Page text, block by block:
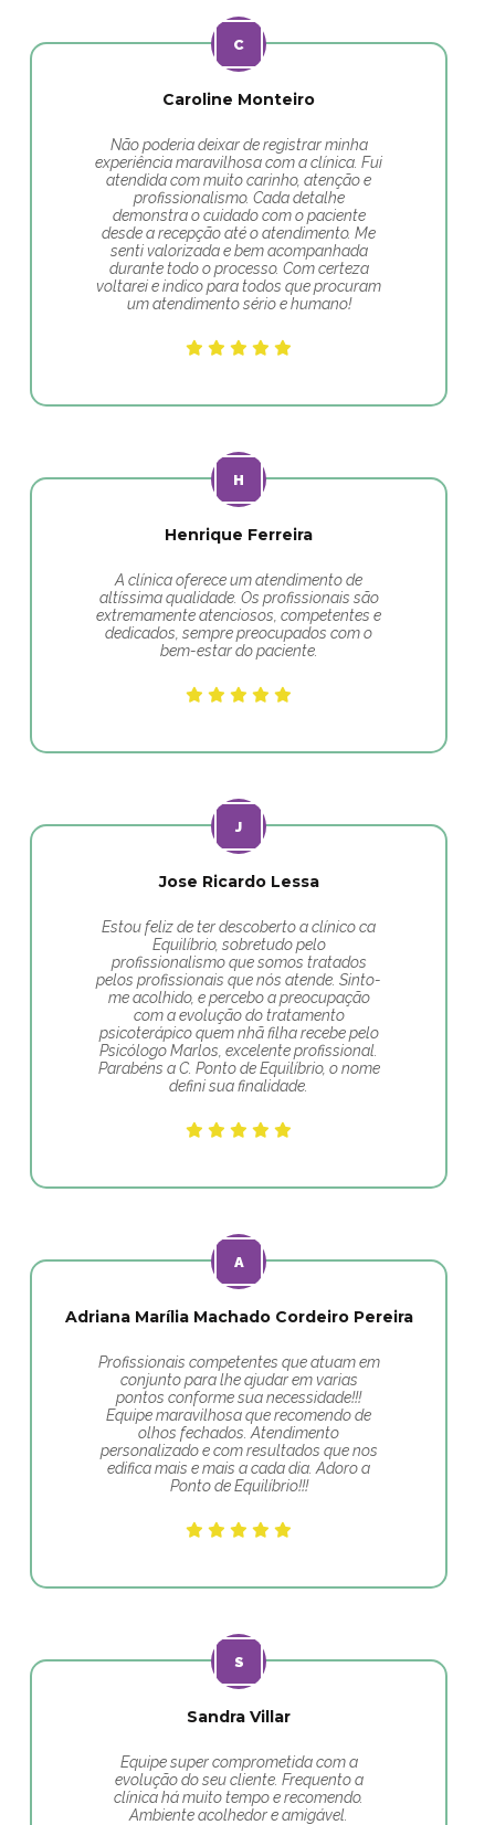
Caroline Monteiro
Não poderia deixar de registrar minha
experiência maravilhosa com a clínica. Fui
atendida com muito carinho, atenção e
profissionalismo. Cada detalhe
demonstra o cuidado com o paciente
desde a recepção até o atendimento. Me
senti valorizada e bem acompanhada
durante todo o processo. Com certeza
voltarei e indico para todos que procuram
um atendimento sério e humano!
Henrique Ferreira
A clínica oferece um atendimento de
altíssima qualidade. Os profissionais são
extremamente atenciosos, competentes e
dedicados, sempre preocupados com o
bem-estar do paciente.
Jose Ricardo Lessa
Estou feliz de ter descoberto a clínico ca
Equilíbrio, sobretudo pelo
profissionalismo que somos tratados
pelos profissionais que nós atende. Sinto-
me acolhido, e percebo a preocupação
com a evolução do tratamento
psicoterápico quem nhã filha recebe pelo
Psicólogo Marlos, excelente profissional.
Parabéns a C. Ponto de Equilíbrio, o nome
defini sua finalidade.
Adriana Marília Machado Cordeiro Pereira
Profissionais competentes que atuam em
conjunto para lhe ajudar em varias
pontos conforme sua necessidade!!!
Equipe maravilhosa que recomendo de
olhos fechados. Atendimento
personalizado e com resultados que nos
edifica mais e mais a cada dia. Adoro a
Ponto de Equilíbrio!!!
Sandra Villar
Equipe super comprometida com a
evolução do seu cliente. Frequento a
clínica há muito tempo e recomendo.
Ambiente acolhedor e amigável.